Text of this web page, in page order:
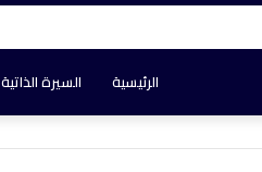
الرئيسية السيرة الذاتية